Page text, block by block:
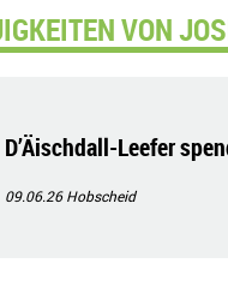
VON
D’Äischdall-Leefer
09.06.26Hobscheid